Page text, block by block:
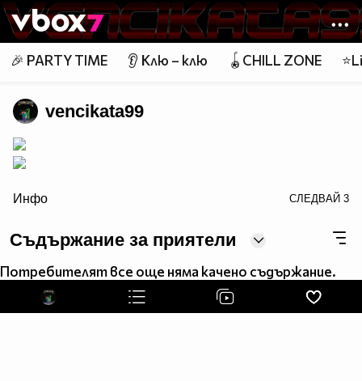
Member of
👾
🎉 PARTY TIME 👂 Клю – клю 🪀CHILL ZONE
vencikata99
Топ 40 Смях
Инфо СЛЕДВАЙ 3
Съдържание за приятели
Потребителят все още няма качено съдържание.